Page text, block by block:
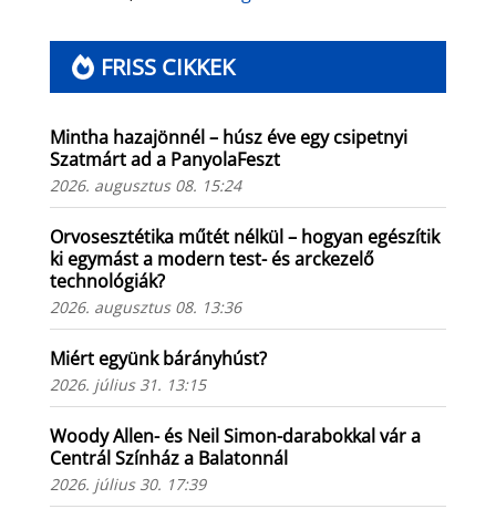
FRISS CIKKEK
Mintha hazajönnél – húsz éve egy csipetnyi
Szatmárt ad a PanyolaFeszt
2026. augusztus 08. 15:24
Orvosesztétika műtét nélkül – hogyan egészítik
ki egymást a modern test- és arckezelő
technológiák?
2026. augusztus 08. 13:36
Miért együnk bárányhúst?
2026. július 31. 13:15
Woody Allen- és Neil Simon-darabokkal vár a
Centrál Színház a Balatonnál
2026. július 30. 17:39